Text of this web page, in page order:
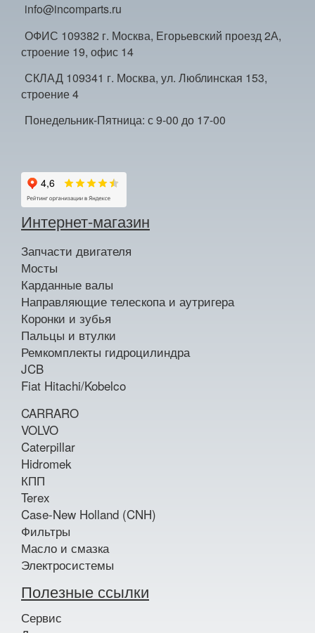
info@incomparts.ru
ОФИС 109382 г. Москва, Егорьевский проезд 2А,
строение 19, офис 14
СКЛАД 109341 г. Москва, ул. Люблинская 153,
строение 4
Понедельник-Пятница: с 9-00 до 17-00
Интернет-магазин
Запчасти двигателя
Мосты
Карданные валы
Направляющие телескопа и аутригера
Коронки и зубья
Пальцы и втулки
Ремкомплекты гидроцилиндра
JCB
Fiat Hitachi/Kobelco
CARRARO
VOLVO
Caterpillar
Hidromek
КПП
Terex
Case-New Holland (CNH)
Фильтры
Масло и смазка
Электросистемы
Полезные ссылки
Сервис